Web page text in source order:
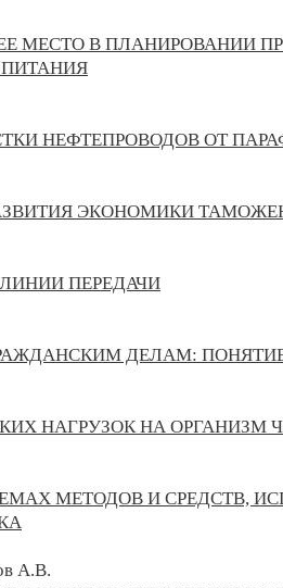
МЕСТО В ПЛАНИРОВАНИИ
НЕФТЕПРОВОДОВ ОТ
ЭКОНОМИКИ
ПЕРЕДАЧИ
ДЕЛАМ:
НАГРУЗОК НА ОРГАНИЗМ
МЕТОДОВ И СРЕДСТВ,
А.В.